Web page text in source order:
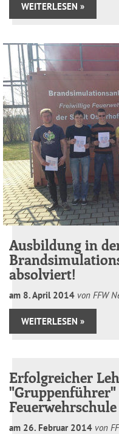
WEITERLESEN »
Ausbildung in
absolviert!
am 8.April 2014 von FFW
WEITERLESEN »
Erfolgreicher
am 26. Februar 2014 von